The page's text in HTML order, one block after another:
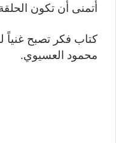
أتمنى أن تكون
كتاب فكر تصبح غنياً
محمود العسيوي.